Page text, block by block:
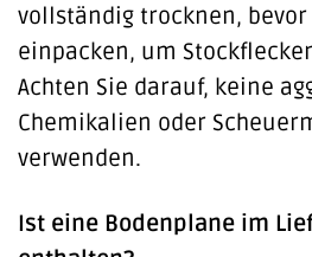
vollständig trocknen, bevor
einpacken, um
Achten Sie darauf, keine
Chemikalien oder
verwenden.
Ist eine Bodenplane im